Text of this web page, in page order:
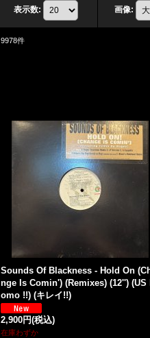
表示数: 画像:
9978件
Sounds Of Blackness - Hold On
nge Is Comin') (Remixes) (12'') (US
omo !!) (キレイ!!)
2,900円(税込)
在庫わずか